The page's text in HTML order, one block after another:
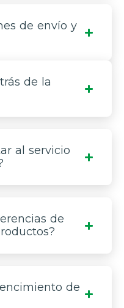
de envío y
de la
al servicio
de
de